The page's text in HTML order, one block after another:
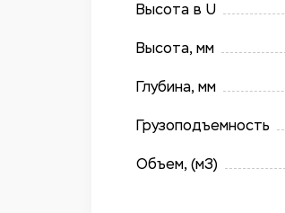
Высота в U
Высота, мм
Глубина, мм
Грузоподъемность
Объем, (м3)